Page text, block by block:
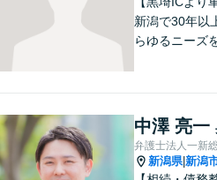
新潟で30年以
らゆるニーズ
れを実現でき
の努力をいた
中澤 亮一
弁護士法人一新
新潟県|新潟